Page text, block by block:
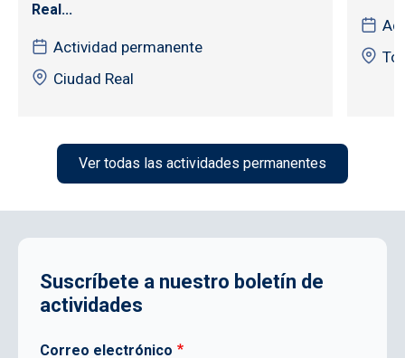
Real...
Actividad permanente
Ciudad Real
Ver todas las actividades permanentes
Suscríbete a nuestro boletín de
actividades
Correo electrónico